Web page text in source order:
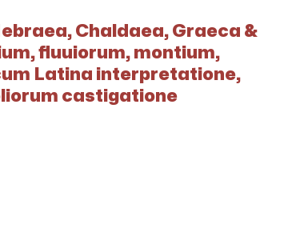
Chaldaea, Graeca &
fluuiorum, montium,
Latina interpretatione,
castigatione